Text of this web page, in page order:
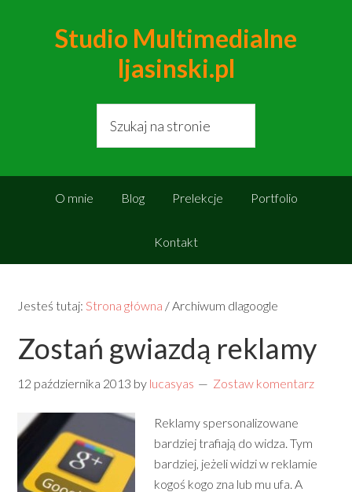
Studio Multimedialne
ljasinski.pl
O mnie Blog Prelekcje Portfolio
Kontakt
Jesteś tutaj:Strona główna /Archiwum dlagoogle
Zostań gwiazdą reklamy
12 października 2013 by lucasyas Zostaw komentarz
Reklamy spersonalizowane
bardziej trafiają do widza. Tym
bardziej, jeżeli widzi w reklamie
kogoś kogo zna lub mu ufa. A